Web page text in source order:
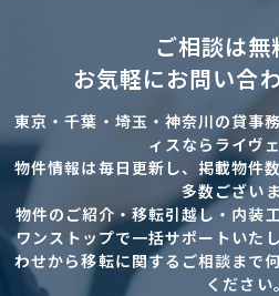
ご相談は無
お気軽にお問い合
東京・千葉・埼玉・神奈川の貸事
ィスならライヴ
物件情報は毎日更新し、掲載物件
多数ございま
物件のご紹介・移転引越し・内装
ワンストップで一括サポートいた
わせから移転に関するご相談まで
ください。